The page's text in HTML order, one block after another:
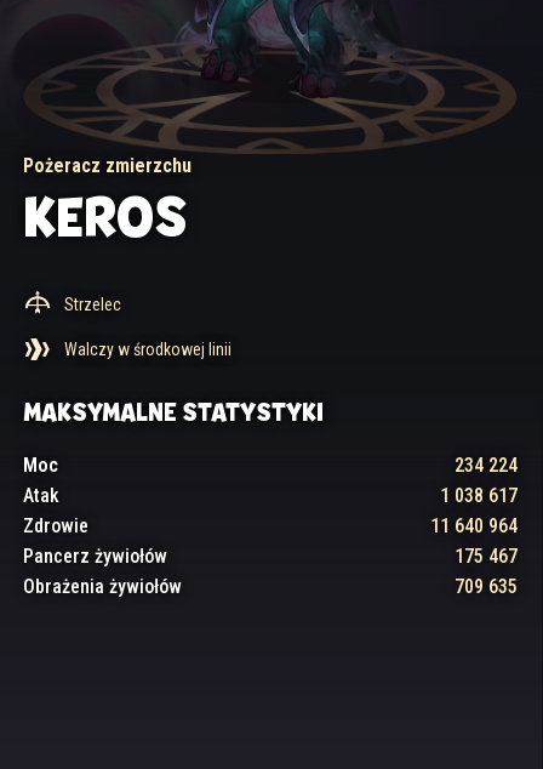
Pożeracz zmierzchu
KEROS
Strzelec
Walczy w środkowej linii
MAKSYMALNE STATYSTYKI
Moc
234 224
Atak
1 038 617
Zdrowie
11 640 964
Pancerz żywiołów
175 467
Obrażenia żywiołów
709 635